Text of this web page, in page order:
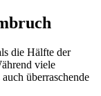
die Hälfte der
viele
überraschende